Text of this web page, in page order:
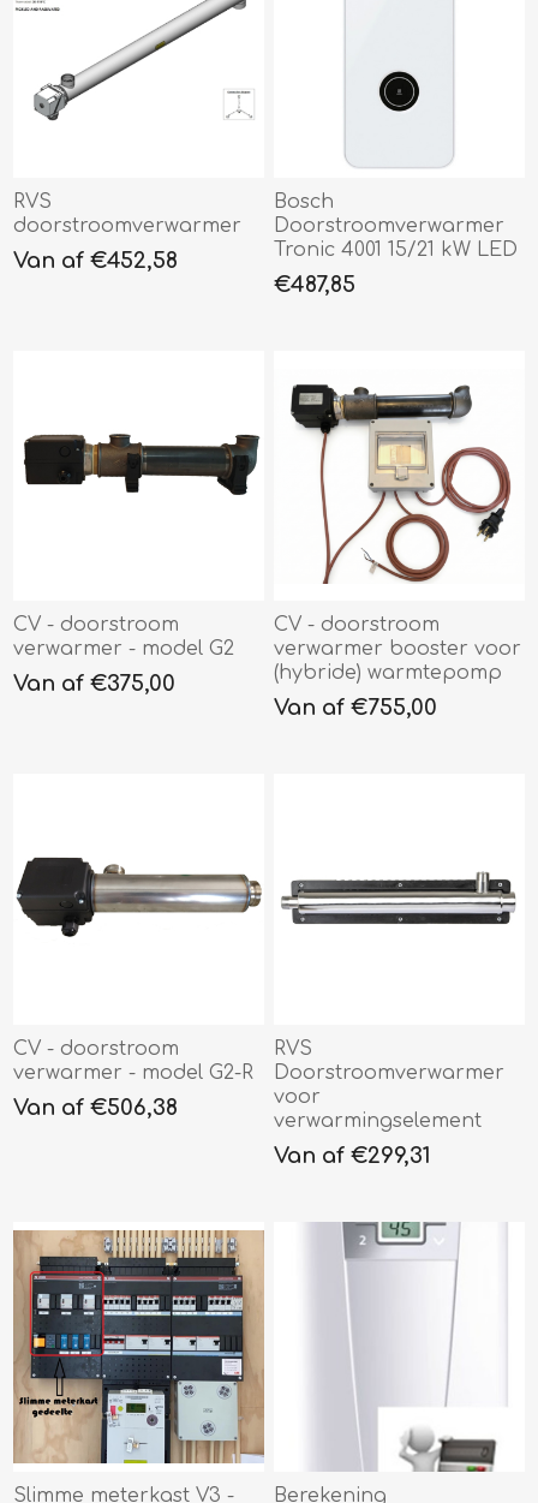
RVS
doorstroomverwarmer
Van af €452,58
Bosch
Doorstroomverwarmer
Tronic 4001 15/21 kW LED
€487,85
CV - doorstroom
verwarmer - model G2
Van af €375,00
CV - doorstroom
verwarmer booster voor
(hybride) warmtepomp
Van af €755,00
CV - doorstroom
verwarmer - model G2-R
Van af €506,38
RVS
Doorstroomverwarmer
voor
verwarmingselement
Van af €299,31
Slimme meterkast V3 -
Berekening